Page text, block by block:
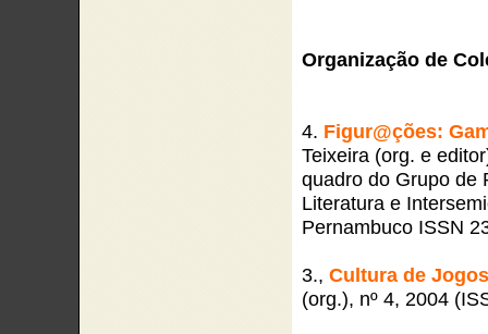
Organização de
4. Figur@ções:
Teixeira (org. e
quadro do Grupo de
Literatura e
Pernambuco ISSN
3., Cultura de Jogos
(org.), nº 4, 2004